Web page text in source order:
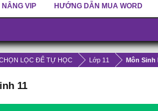
LỌC ĐỂ TỰ HỌC Lớp 11 Môn Sinh
11
VIP HƯỚNG DẪN MUA WORD